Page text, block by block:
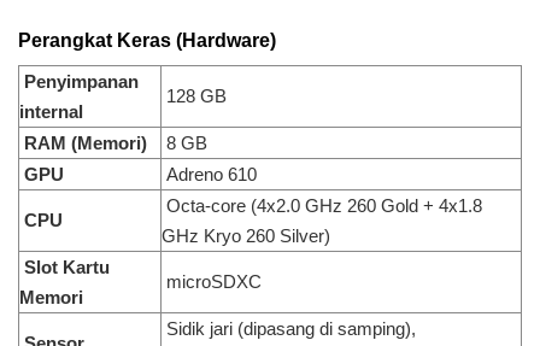
Perangkat Keras (Hardware)
Penyimpanan
internal
128 GB
RAM (Memori)
8 GB
GPU
Adreno 610
CPU
Octa-core (4x2.0 GHz 260 Gold + 4x1.8
GHz Kryo 260 Silver)
Slot Kartu
Memori
microSDXC
Sidik jari (dipasang di samping),